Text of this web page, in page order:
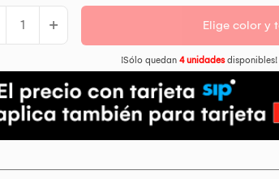
+ Elige color y
¡Sólo quedan 4 unidadesdisponibles!